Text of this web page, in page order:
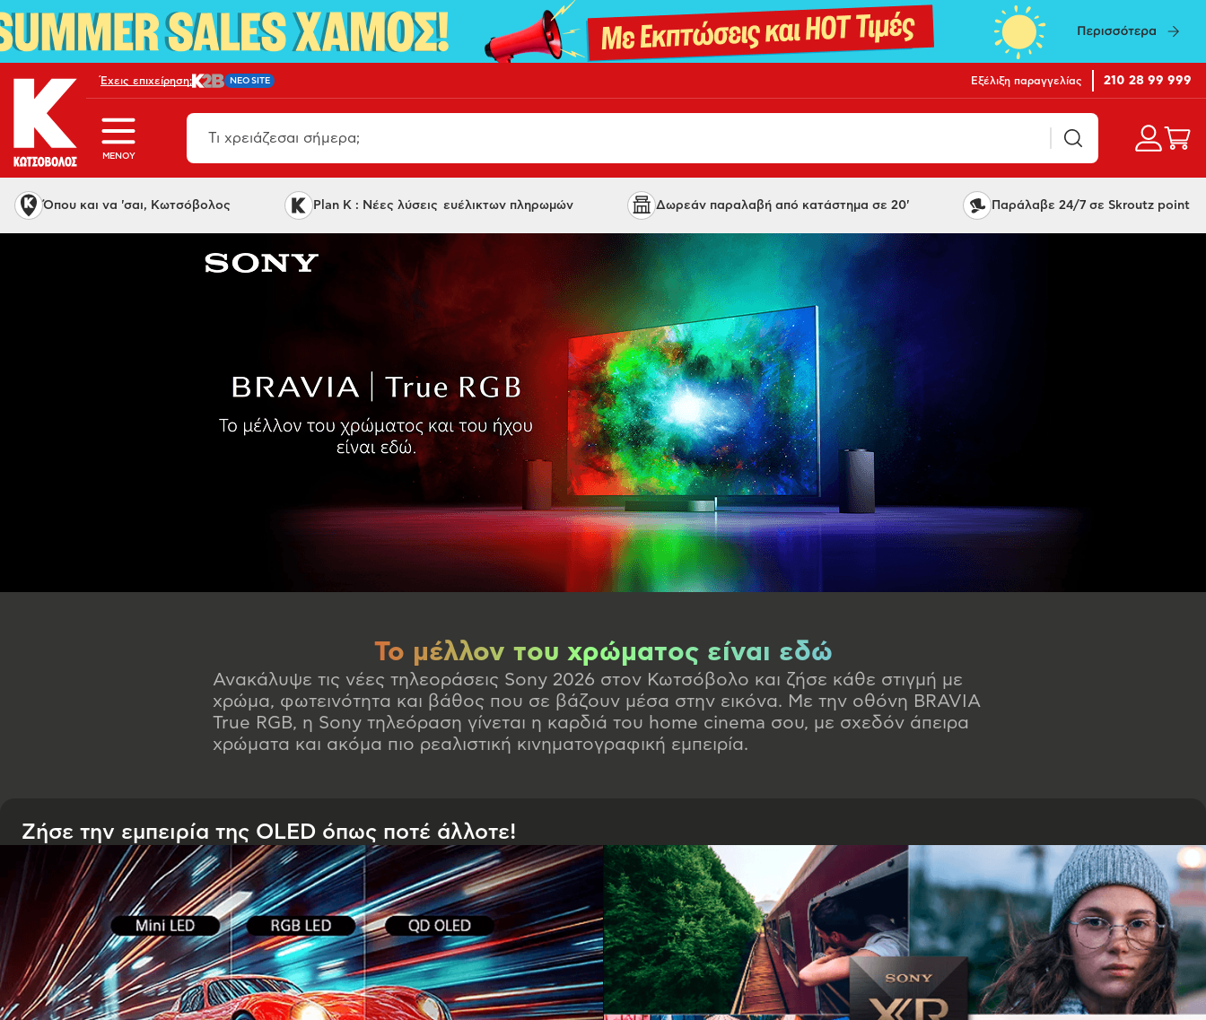
Έχεις επιχείρηση; NEO SITE Εξέλιξη παραγγελίας 210 28 99 999
MENOY
Όπου και να 'σαι, Κωτσόβολος Plan K : Νέες λύσεις ευέλικτων πληρωμών Δωρεάν παραλαβή από κατάστημα σε 20' Παράλαβε 24/7 σε Skroutz point
Το μέλλον του χρώματος είναι εδώ
Ανακάλυψε τις νέες τηλεοράσεις Sony 2026 στον Κωτσόβολο και ζήσε κάθε στιγμή με
χρώμα, φωτεινότητα και βάθος που σε βάζουν μέσα στην εικόνα. Με την οθόνη BRAVIA
True RGB, η Sony τηλεόραση γίνεται η καρδιά του home cinema σου, με σχεδόν άπειρα
χρώματα και ακόμα πιο ρεαλιστική κινηματογραφική εμπειρία.
Ζήσε την εμπειρία της OLED όπως ποτέ άλλοτε!